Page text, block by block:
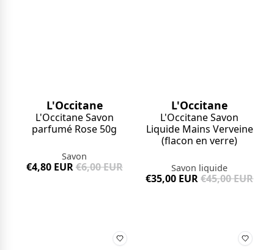
L'Occitane
L'Occitane Savon
parfumé Rose 50g
Savon
€4,80 EUR€6,00 EUR
L'Occitane
L'Occitane Savon
Liquide Mains Verveine
(flacon en verre)
Savon liquide
€35,00 EUR€45,00 EUR